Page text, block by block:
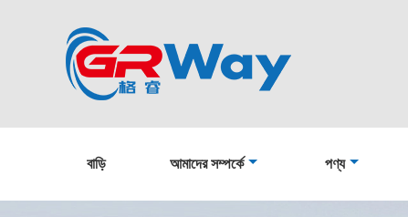
বাড়ি আমাদের সম্পর্কে পণ্য